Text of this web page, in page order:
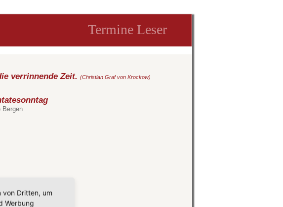
Termine Leser
verrinnende Zeit.(Christian Graf von Krockow)
Bergen
von Dritten, um
Werbung